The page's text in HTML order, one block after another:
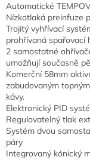
Automatické
Nízkotlaká preinfuze
Trojitý vyhřívací
prohřívaná spařovací
2 samostatné
umožňují současně
Komerční 58mm
zabudovaným
kávy.
Elektronický PID
Regulovatelný tlak
Systém dvou
páry
Integrovaný kónický